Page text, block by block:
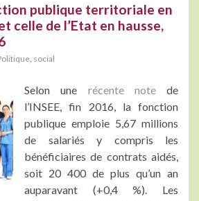
publique territoriale en
celle de l’Etat en hausse,
social
Selon une récente notede
l’INSEE, fin 2016, la fonction
publique emploie 5,67 millions
de salariés y compris les
bénéficiaires de contrats aidés,
soit 20 400 de plus qu’un an
auparavant (+0,4 %). Les